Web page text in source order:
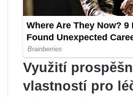
Využití
vlastností pro